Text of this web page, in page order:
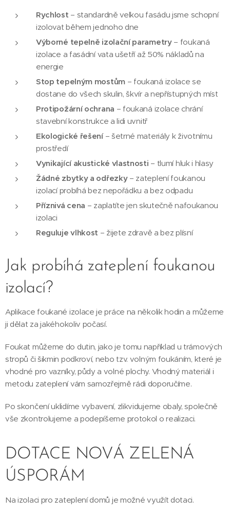
Rychlost – standardně velkou fasádu jsme schopní
izolovat během jednoho dne
Výborné tepelně izolační parametry– foukaná
izolace a fasádní vata ušetří až 50% nákladů na
energie
Stop tepelným mostům– foukaná izolace se
dostane do všech skulin, škvír a nepřístupných míst
Protipožární ochrana – foukaná izolace chrání
stavební konstrukce a lidi uvnitř
Ekologické řešení– šetrné materiály k životnímu
prostředí
Vynikající akustické vlastnosti – tlumí hluk i hlasy
Žádné zbytky a odřezky– zateplení foukanou
izolací probíhá bez nepořádku a bez odpadu
Příznivá cena – zaplatíte jen skutečně nafoukanou
izolaci
Reguluje vlhkost – žijete zdravě a bez plísní
Jak probíhá zateplení foukanou
izolací?
Aplikace foukané izolace je práce na několik hodin a můžeme
ji dělat za jakéhokoliv počasí.
Foukat můžeme do dutin, jako je tomu například u trámových
stropů či šikmin podkroví, nebo tzv. volným foukáním, které je
vhodné pro vazníky, půdy a volné plochy. Vhodný materiál i
metodu zateplení vám samozřejmě rádi doporučíme.
Po skončení uklidíme vybavení, zlikvidujeme obaly, společně
vše zkontrolujeme a podepíšeme protokol o realizaci.
DOTACE NOVÁ ZELENÁ
ÚSPORÁM
Na izolaci pro zateplení domů je možné využít dotaci.